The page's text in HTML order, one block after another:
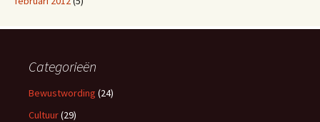
Categorieën
Bewustwording (24)
Cultuur(29)